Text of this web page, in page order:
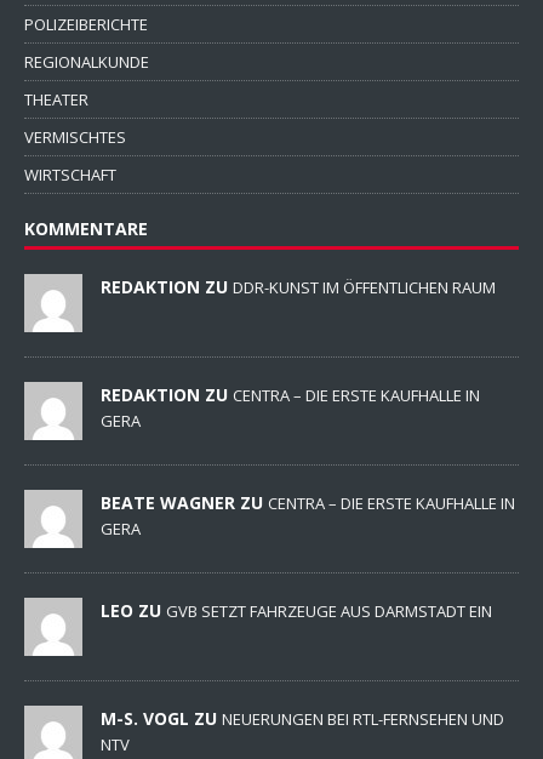
POLIZEIBERICHTE
REGIONALKUNDE
THEATER
VERMISCHTES
WIRTSCHAFT
KOMMENTARE
REDAKTION ZU DDR-KUNST IM ÖFFENTLICHEN RAUM
REDAKTION ZU CENTRA – DIE ERSTE KAUFHALLE IN
GERA
BEATE WAGNER ZU CENTRA – DIE ERSTE KAUFHALLE IN
GERA
LEO ZU GVB SETZT FAHRZEUGE AUS DARMSTADT EIN
M-S. VOGL ZU NEUERUNGEN BEI RTL-FERNSEHEN UND
NTV